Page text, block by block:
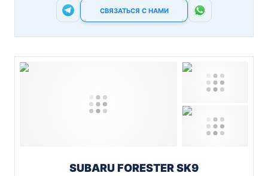
СВЯЗАТЬСЯ С НАМИ
SUBARU FORESTER SK9